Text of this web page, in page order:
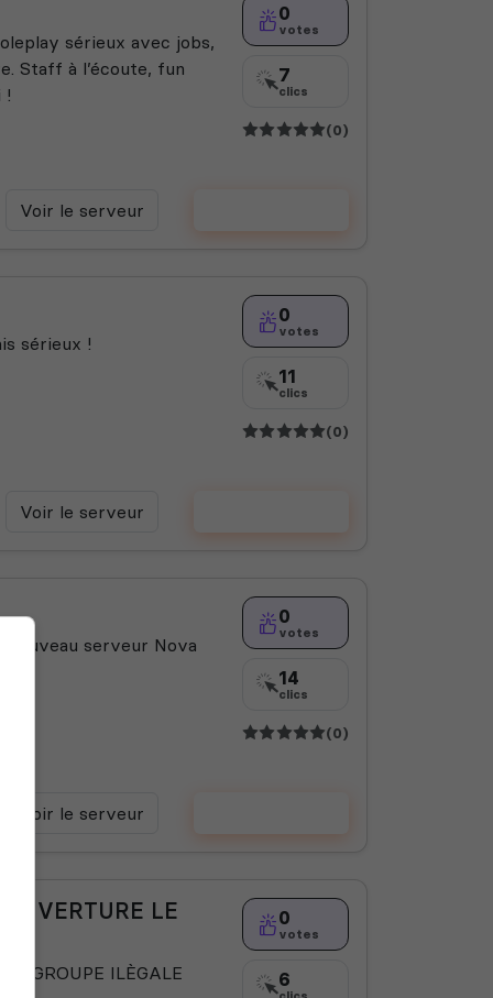
sérieux avec jobs,
Staff à l’écoute, fun
!
0
votes
7
clics
(0)
Voir le serveur
sérieux !
0
votes
11
clics
(0)
Voir le serveur
nouveau serveur Nova
0
votes
14
clics
(0)
Voir le serveur
LE
GROUPE ILÈGALE
0
votes
6